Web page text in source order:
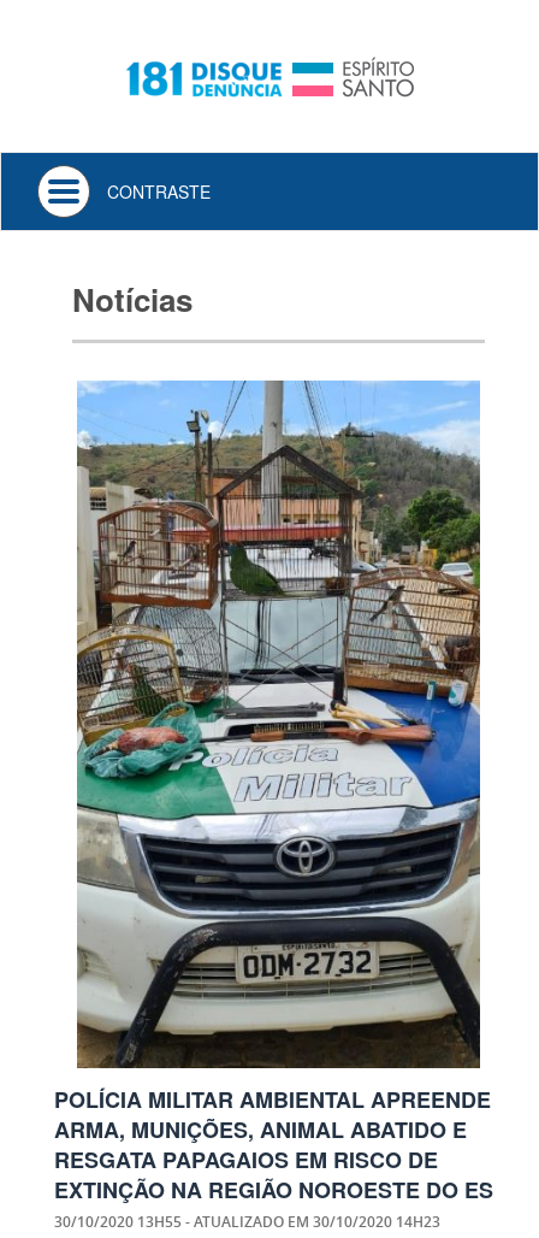
Toggle
navigation
CONTRASTE
Notícias
POLÍCIA MILITAR AMBIENTAL APREENDE
ARMA, MUNIÇÕES, ANIMAL ABATIDO E
RESGATA PAPAGAIOS EM RISCO DE
EXTINÇÃO NA REGIÃO NOROESTE DO ES
30/10/2020 13H55- ATUALIZADO EM 30/10/2020 14H23